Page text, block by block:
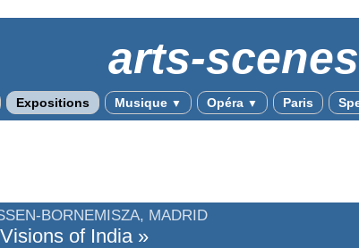
arts-scenes
Expositions Musique ▼ Opéra ▼ Paris
BORNEMISZA, MADRID
of India »